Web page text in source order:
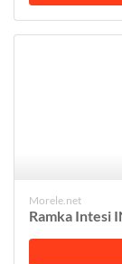
Morele.net
Ramka Intesi